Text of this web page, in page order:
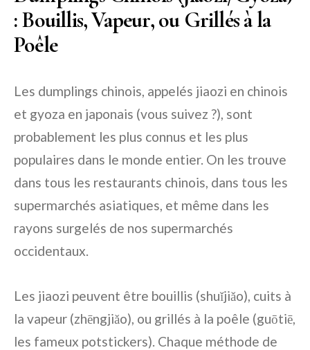
: Bouillis, Vapeur, ou Grillés à la
Poêle
Les dumplings chinois, appelés jiaozi en chinois
et gyoza en japonais (vous suivez ?), sont
probablement les plus connus et les plus
populaires dans le monde entier. On les trouve
dans tous les restaurants chinois, dans tous les
supermarchés asiatiques, et même dans les
rayons surgelés de nos supermarchés
occidentaux.
Les jiaozi peuvent être bouillis (shuǐjiǎo), cuits à
la vapeur (zhēngjiǎo), ou grillés à la poêle (guōtiē,
les fameux potstickers). Chaque méthode de